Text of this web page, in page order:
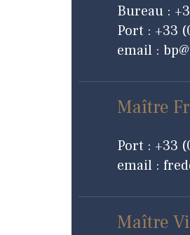
Bureau :
Port : +33
email :
Maître
Port : +33
email :
Maître